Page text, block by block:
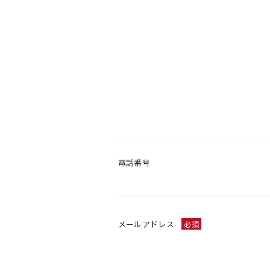
電話番号
メールアドレス 必須